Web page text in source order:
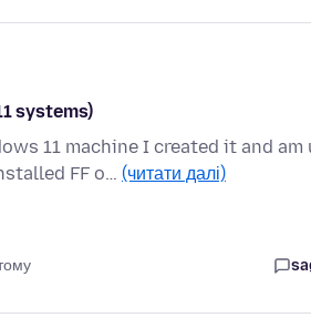
systems)
11 machine I created it and
FF o… (читати далі)